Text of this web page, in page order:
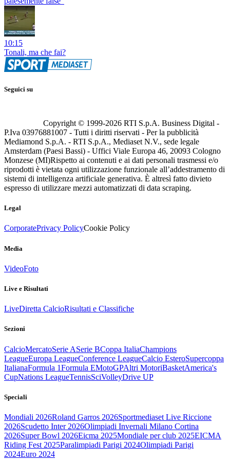
10:15
Tonali, ma che fai?
Seguici su
Copyright © 1999-2026 RTI S.p.A. Business Digital -
P.Iva 03976881007 - Tutti i diritti riservati - Per la pubblicità
Mediamond S.p.A. - RTI S.p.A., Mediaset N.V., sede legale
Amsterdam (Paesi Bassi) - Uffici Viale Europa 46, 20093 Cologno
Monzese (MI)Rispetto ai contenuti e ai dati personali trasmessi e/o
riprodotti è vietata ogni utilizzazione funzionale all’addestramento di
sistemi di intelligenza artificiale generativa. È altresì fatto divieto
espresso di utilizzare mezzi automatizzati di data scraping.
Legal
CorporatePrivacy PolicyCookie Policy
Media
VideoFoto
Live e Risultati
LiveDiretta CalcioRisultati e Classifiche
Sezioni
CalcioMercatoSerie ASerie BCoppa ItaliaChampions
LeagueEuropa LeagueConference LeagueCalcio EsteroSupercoppa
ItalianaFormula 1Formula EMotoGPAltri MotoriBasketAmerica's
CupNations LeagueTennisSciVolleyDrive UP
Speciali
Mondiali 2026Roland Garros 2026Sportmediaset Live Riccione
2026Scudetto Inter 2026Olimpiadi Invernali Milano Cortina
2026Super Bowl 2026Eicma 2025Mondiale per club 2025EICMA
Riding Fest 2025Paralimpiadi Parigi 2024Olimpiadi Parigi
2024Euro 2024